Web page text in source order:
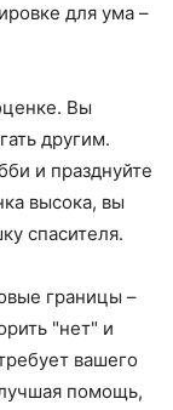
для ума –
Вы
другим.
и празднуйте
высока, вы
спасителя.
границы –
"нет" и
вашего
помощь,